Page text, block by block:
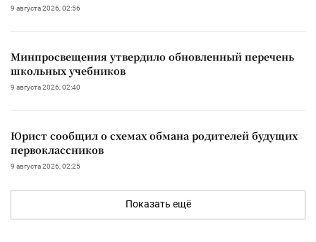
9 августа 2026, 02:56
Минпросвещения утвердило обновленный перечень
школьных учебников
9 августа 2026, 02:40
Юрист сообщил о схемах обмана родителей будущих
первоклассников
9 августа 2026, 02:25
Показать ещё